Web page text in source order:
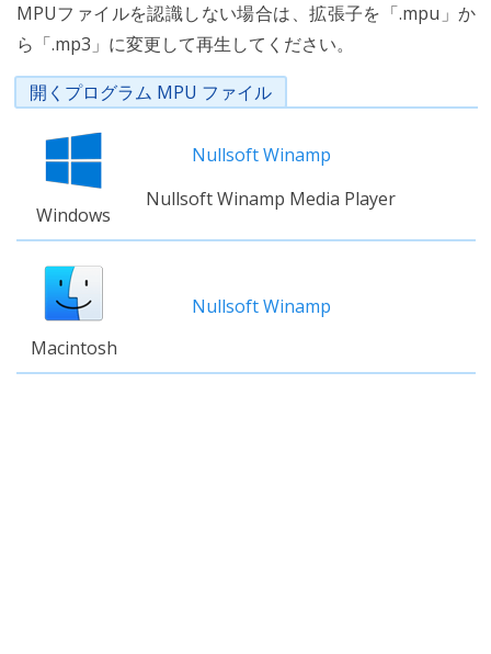
MPUファイルを認識しない場合は、拡張子を「.mpu」か
ら「.mp3」に変更して再生してください。
開くプログラム MPU ファイル
Windows
Nullsoft Winamp
Nullsoft Winamp Media Player
Macintosh
Nullsoft Winamp